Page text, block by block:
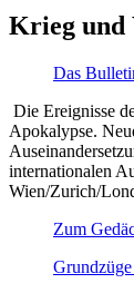
Krieg und
Das
Die Ereignisse
Apokalypse.
internationalen
Wien/Zurich/
Zum